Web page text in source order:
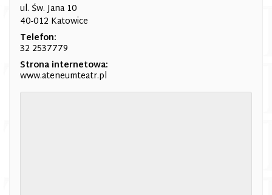
ul. Św. Jana 10
40-012 Katowice
Telefon:
32 2537779
Strona internetowa:
www.ateneumteatr.pl